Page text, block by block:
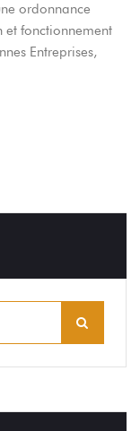
ordonnance
fonctionnement
Entreprises,